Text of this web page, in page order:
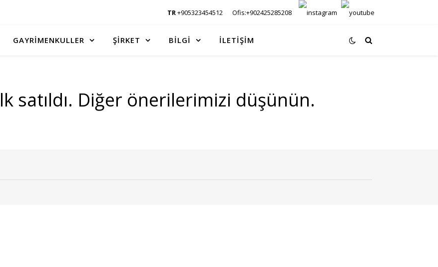
TR+905323454512 Ofis:+902425285208
GAYRİMENKULLER ŞİRKET BİLGİ İLETİŞİM
satıldı. Diğer önerilerimizi düşünün.